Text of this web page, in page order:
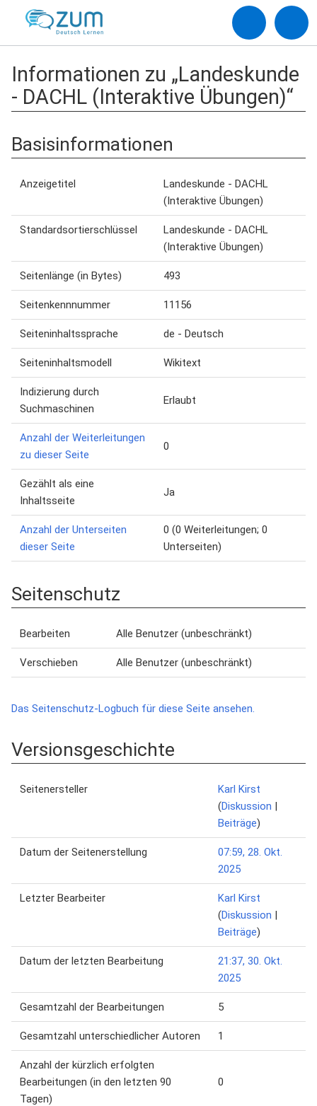
Informationen zu „Landeskunde
- DACHL (Interaktive Übungen)“
Basisinformationen
Anzeigetitel
Landeskunde - DACHL
(Interaktive Übungen)
Standardsortierschlüssel
Landeskunde - DACHL
(Interaktive Übungen)
Seitenlänge (in Bytes) 493
Seitenkennnummer 11156
Seiteninhaltssprache de - Deutsch
Seiteninhaltsmodell Wikitext
Indizierung durch
Suchmaschinen
Erlaubt
Anzahl der Weiterleitungen
zu dieser Seite
0
Gezählt als eine
Inhaltsseite
Ja
Anzahl der Unterseiten
dieser Seite
0 (0 Weiterleitungen; 0
Unterseiten)
Seitenschutz
Bearbeiten Alle Benutzer (unbeschränkt)
Verschieben Alle Benutzer (unbeschränkt)
Das Seitenschutz-Logbuch für diese Seite ansehen.
Versionsgeschichte
Seitenersteller
Karl Kirst
(Diskussion |
Beiträge)
Datum der Seitenerstellung
07:59, 28. Okt.
2025
Letzter Bearbeiter
Karl Kirst
(Diskussion |
Beiträge)
Datum der letzten Bearbeitung
21:37, 30. Okt.
2025
Gesamtzahl der Bearbeitungen 5
Gesamtzahl unterschiedlicher Autoren 1
Anzahl der kürzlich erfolgten
Bearbeitungen (in den letzten 90
Tagen)
0